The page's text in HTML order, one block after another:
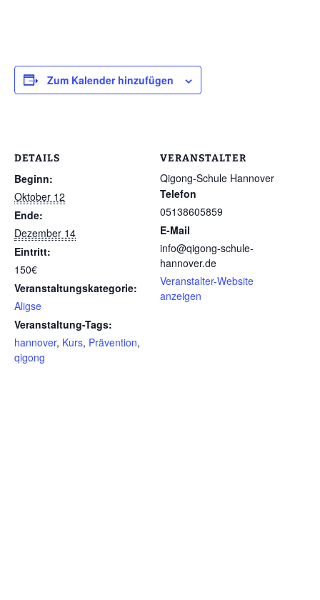
Zum Kalender hinzufügen
DETAILS
Beginn:
Oktober 12
Ende:
Dezember 14
Eintritt:
150€
Veranstaltungskategorie:
Aligse
Veranstaltung-Tags:
hannover, Kurs, Prävention,
qigong
VERANSTALTER
Qigong-Schule Hannover
Telefon
05138605859
E-Mail
info@qigong-schule-
hannover.de
Veranstalter-Website
anzeigen